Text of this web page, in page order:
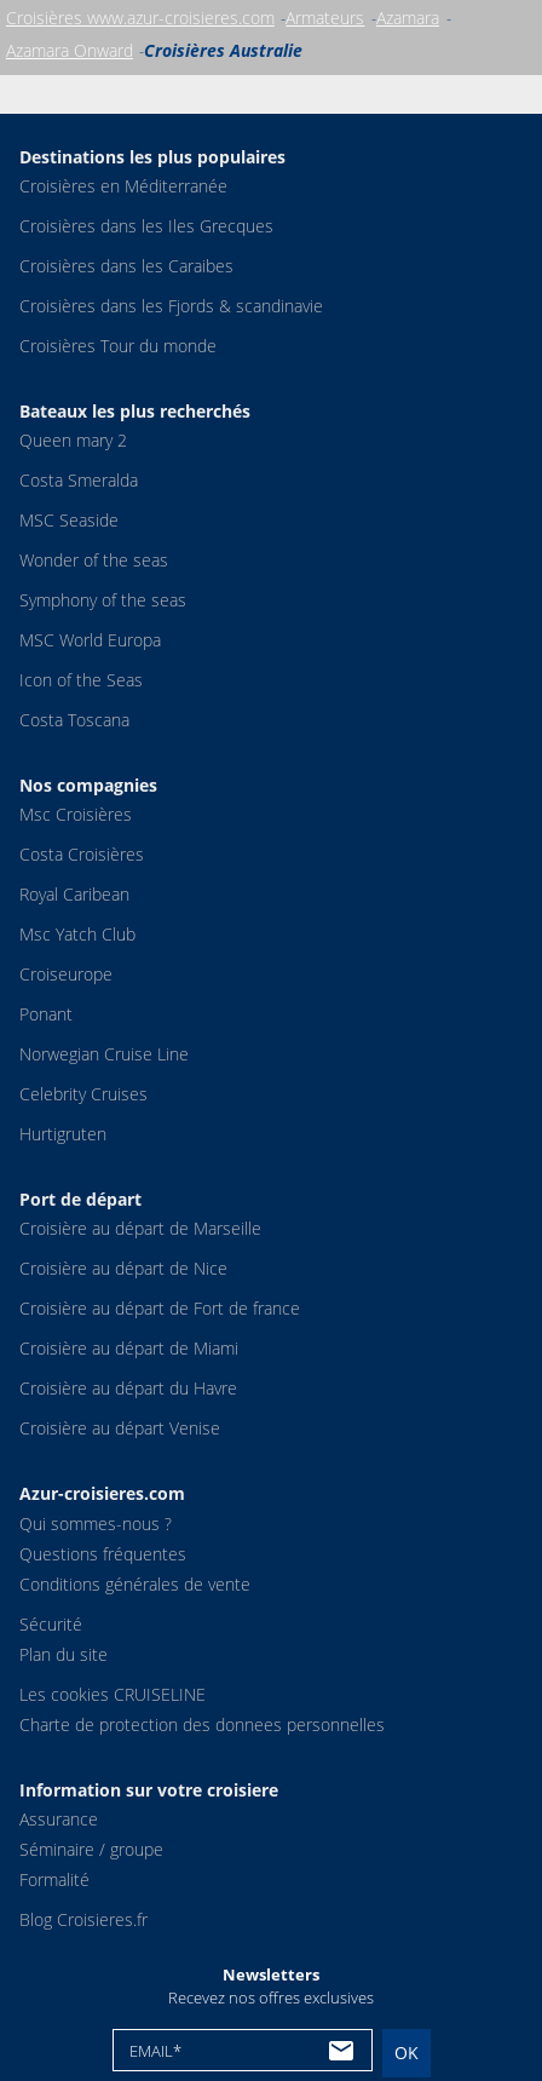
Croisières www.azur-croisieres.com Armateurs Azamara
Azamara Onward Croisières Australie
Destinations les plus populaires
Croisières en Méditerranée
Croisières dans les Iles Grecques
Croisières dans les Caraibes
Croisières dans les Fjords & scandinavie
Croisières Tour du monde
Bateaux les plus recherchés
Queen mary 2
Costa Smeralda
MSC Seaside
Wonder of the seas
Symphony of the seas
MSC World Europa
Icon of the Seas
Costa Toscana
Nos compagnies
Msc Croisières
Costa Croisières
Royal Caribean
Msc Yatch Club
Croiseurope
Ponant
Norwegian Cruise Line
Celebrity Cruises
Hurtigruten
Port de départ
Croisière au départ de Marseille
Croisière au départ de Nice
Croisière au départ de Fort de france
Croisière au départ de Miami
Croisière au départ du Havre
Croisière au départ Venise
Azur-croisieres.com
Qui sommes-nous ?
Questions fréquentes
Conditions générales de vente
Sécurité
Plan du site
Les cookies CRUISELINE
Charte de protection des donnees personnelles
Information sur votre croisiere
Assurance
Séminaire / groupe
Formalité
Blog Croisieres.fr
Newsletters
Recevez nos offres exclusives
EMAIL* OK